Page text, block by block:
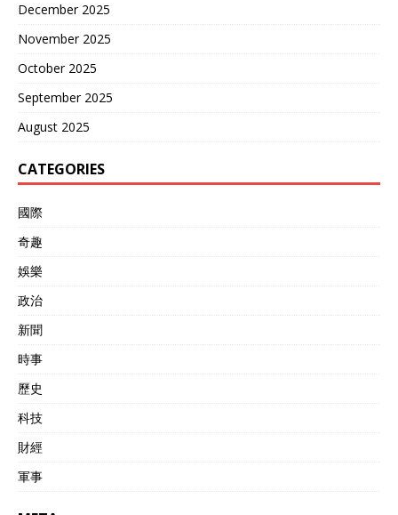
December 2025
November 2025
October 2025
September 2025
August 2025
CATEGORIES
國際
奇趣
娛樂
政治
新聞
時事
歷史
科技
財經
軍事